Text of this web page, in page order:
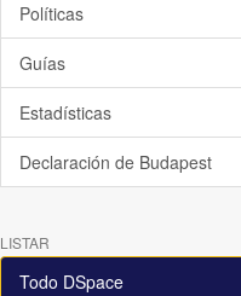
Políticas
Guías
Estadísticas
Declaración de Budapest
LISTAR
Todo DSpace